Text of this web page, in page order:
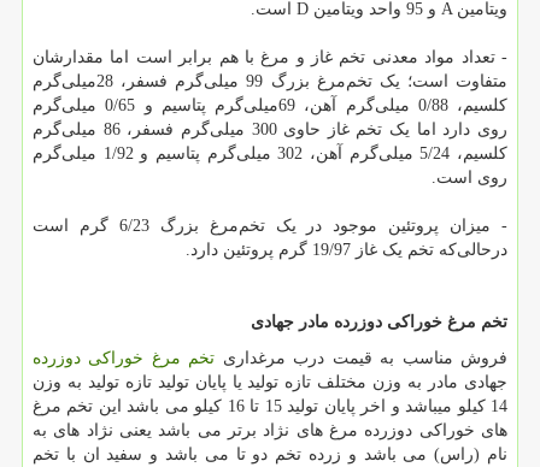
ویتامین A و 95 واحد ویتامین D است
- تعداد مواد معدنی تخم غاز و مرغ با هم برابر است اما مقدارشان
متفاوت است؛ یک تخم‌مرغ بزرگ 99 میلی‌گرم فسفر، 28میلی‌گرم
کلسیم، 0/88 میلی‌گرم آهن، 69میلی‌گرم پتاسیم و 0/65 میلی‌گرم
روی دارد اما یک تخم غاز حاوی 300 میلی‌گرم فسفر، 86 میلی‌گرم
کلسیم، 5/24 میلی‌گرم آهن، 302 میلی‌گرم پتاسیم و 1/92 میلی‌گرم
روی است
- میزان پروتئین موجود در یک تخم‌مرغ بزرگ 6/23 گرم است
درحالی‌که تخم یک غاز 19/97 گرم پروتئین دارد
تخم مرغ خوراکی دوزرده مادر جهادی
فروش مناسب به قیمت درب مرغداری تخم مرغ خوراکی دوزرده
جهادی مادر به وزن مختلف تازه تولید یا پایان تولید تازه تولید به وزن
14 کیلو میباشد و اخر پایان تولید 15 تا 16 کیلو می باشد این تخم مرغ
های خوراکی دوزرده مرغ های نژاد برتر می باشد یعنی نژاد های به
نام (راس) می باشد و زرده تخم دو تا می باشد و سفید ان با تخم